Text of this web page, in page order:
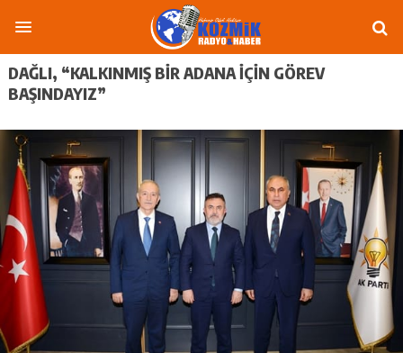
DAĞLI, “KALKINMIŞ BIR ADANA IÇIN GÖREV
BAŞINDAYIZ”